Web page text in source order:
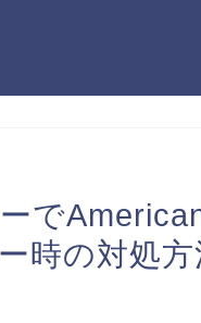
で
時の対処方